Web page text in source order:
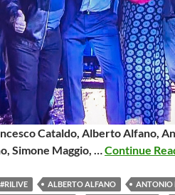
Cataldo, Alberto Alfano,
Simone Maggio, …Continue
#RILIVE ALBERTO ALFANO ANTONIO